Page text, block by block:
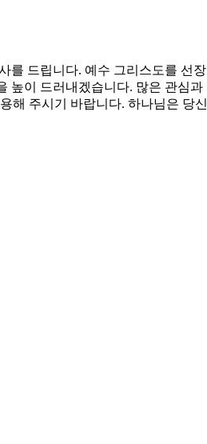
드립니다. 예수 그리스도를 선
이 드러내겠습니다. 많은 관심
해 주시기 바랍니다. 하나님은 당